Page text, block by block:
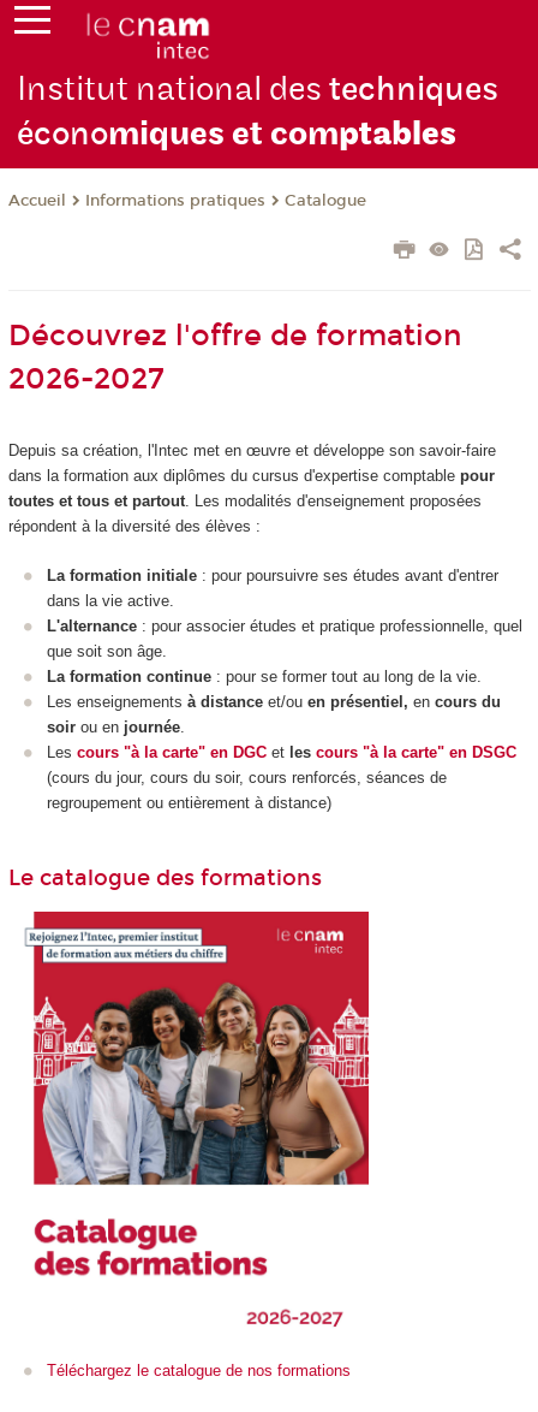
Institut national destechniques
économiques et comptables
Accueil Informations pratiques Catalogue
Découvrez l'offre de formation
2026-2027
Depuis sa création, l'Intec met en œuvre et développe son savoir-faire
dans la formation aux diplômes du cursus d'expertise comptable pour
toutes et tous et partout. Les modalités d'enseignement proposées
répondent à la diversité des élèves :
La formation initiale : pour poursuivre ses études avant d'entrer
dans la vie active.
L'alternance : pour associer études et pratique professionnelle, quel
que soit son âge.
La formation continue : pour se former tout au long de la vie.
Les enseignements à distance et/ou en présentiel, en cours du
soir ou en journée
Les cours "à la carte" en DGC et les cours "à la carte" en DSGC
(cours du jour, cours du soir, cours renforcés, séances de
regroupement ou entièrement à distance)
Le catalogue des formations
Téléchargez le catalogue de nos formations